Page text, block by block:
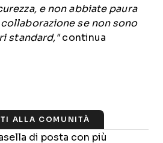
e non abbiate paura
se non sono
standard,"continua
ALLA COMUNITÀ
di posta con più